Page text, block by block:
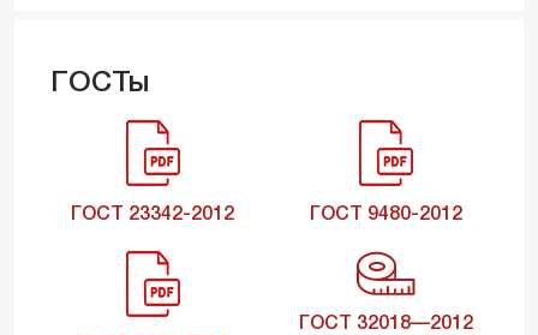
ГОСТы
ГОСТ 23342-2012 ГОСТ 9480-2012
ГОСТ 32018—2012